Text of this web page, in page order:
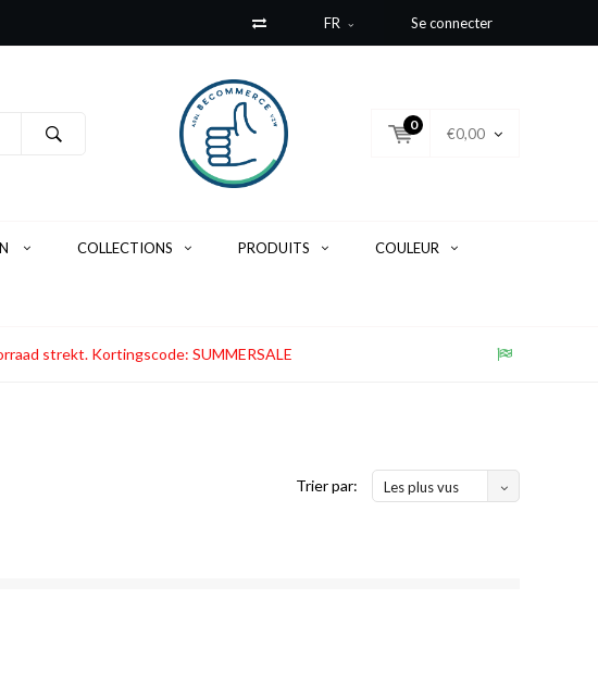
FR Se connecter
0
€0,00
COLLECTIONS PRODUITS COULEUR
strekt. Kortingscode: SUMMERSALE
Trier par: Les plus vus